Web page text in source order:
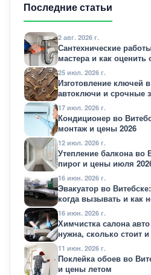
Последние статьи
2 авг. 2026 г.
Сантехнические
мастера и как оценить
25 июл. 2026 г.
Изготовление ключей
автоключи и срочные
17 июл. 2026 г.
Кондиционер во
монтаж и цены 2026
12 июл. 2026 г.
Утепление балкона во
пирог и цены июля
16 июн. 2026 г.
Эвакуатор во
когда вызывать и как
16 июн. 2026 г.
Химчистка салона
нужна, сколько стоит
11 июн. 2026 г.
Поклейка обоев во
и цены летом